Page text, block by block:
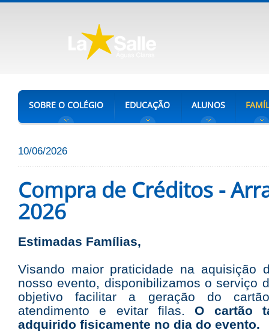
SOBRE O COLÉGIO EDUCAÇÃO ALUNOS
10/06/2026
Compra de Créditos -
2026
Estimadas Famílias,
Visando maior praticidade na aquisição
nosso evento, disponibilizamos o serviço
objetivo facilitar a geração do
atendimento e evitar filas.O cartão
adquirido fisicamente no dia do evento.